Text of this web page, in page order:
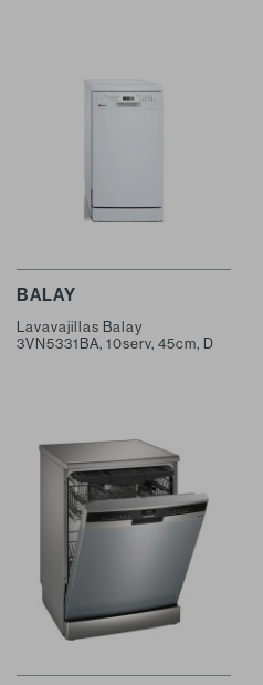
BALAY
Lavavajillas Balay
3VN5331BA, 10serv, 45cm, D